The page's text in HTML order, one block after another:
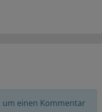
um einen Kommentar